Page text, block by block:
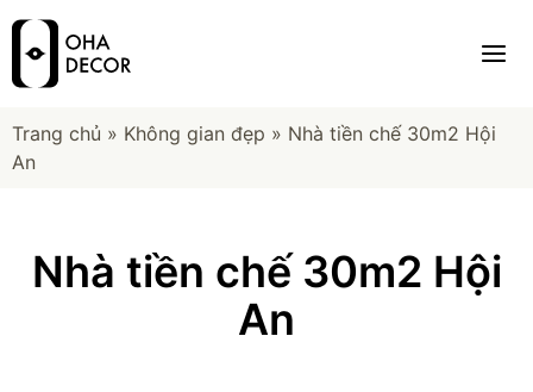
Trang chủ » Không gian đẹp » Nhà tiền chế 30m2 Hội
An
Nhà tiền chế 30m2 Hội
An